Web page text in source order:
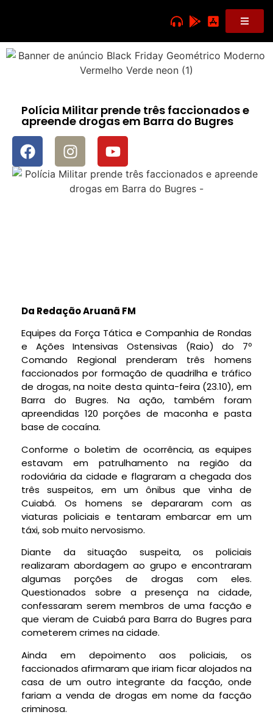
Polícia Militar prende três faccionados e
apreende drogas em Barra do Bugres
Da Redação Aruanã FM
Equipes da Força Tática e Companhia de Rondas
e Ações Intensivas Ostensivas (Raio) do 7º
Comando Regional prenderam três homens
faccionados por formação de quadrilha e tráfico
de drogas, na noite desta quinta-feira (23.10), em
Barra do Bugres. Na ação, também foram
apreendidas 120 porções de maconha e pasta
base de cocaína.
Conforme o boletim de ocorrência, as equipes
estavam em patrulhamento na região da
rodoviária da cidade e flagraram a chegada dos
três suspeitos, em um ônibus que vinha de
Cuiabá. Os homens se depararam com as
viaturas policiais e tentaram embarcar em um
táxi, sob muito nervosismo.
Diante da situação suspeita, os policiais
realizaram abordagem ao grupo e encontraram
algumas porções de drogas com eles.
Questionados sobre a presença na cidade,
confessaram serem membros de uma facção e
que vieram de Cuiabá para Barra do Bugres para
cometerem crimes na cidade.
Ainda em depoimento aos policiais, os
faccionados afirmaram que iriam ficar alojados na
casa de um outro integrante da facção, onde
fariam a venda de drogas em nome da facção
criminosa.